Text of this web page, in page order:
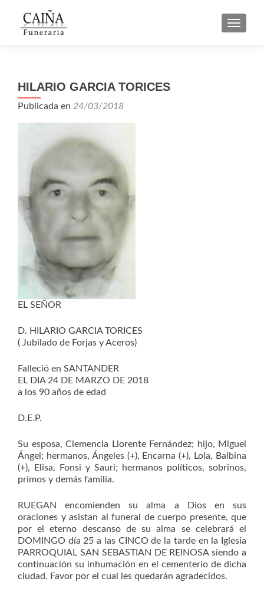
HILARIO GARCIA TORICES
Publicada en 24/03/2018
EL SEÑOR
D. HILARIO GARCIA TORICES
( Jubilado de Forjas y Aceros)
Falleció en SANTANDER
EL DIA 24 DE MARZO DE 2018
a los 90 años de edad
D.E.P.
Su esposa, Clemencia Llorente Fernández; hijo, Miguel
Ángel; hermanos, Ángeles (+), Encarna (+), Lola, Balbina
(+), Elisa, Fonsi y Sauri; hermanos políticos, sobrinos,
primos y demás familia.
RUEGAN encomienden su alma a Dios en sus
oraciones y asistan al funeral de cuerpo presente, que
por el eterno descanso de su alma se celebrará el
DOMINGO día 25 a las CINCO de la tarde en la Iglesia
PARROQUIAL SAN SEBASTIAN DE REINOSA siendo a
continuación su inhumación en el cementerio de dicha
ciudad. Favor por el cual les quedarán agradecidos.